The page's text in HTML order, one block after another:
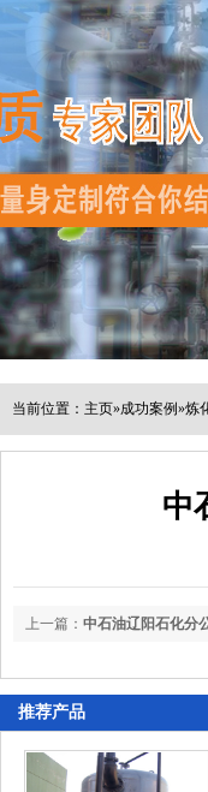
当前位置： 主页»成功案例»炼
中
上一篇： 中石油辽阳石化分
推荐产品